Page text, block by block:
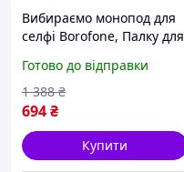
Вибираємо монопод для
селфі Borofone, Палку для
Трипод і штатив, Штатив
для зйомки зверху для
телефону, RYH
Готово до відправки
694₴
1 388 ₴
Купити